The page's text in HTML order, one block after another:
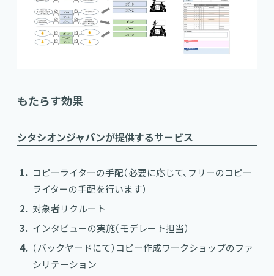
もたらす効果
シタシオンジャパンが提供するサービス
コピーライターの手配（必要に応じて、フリーのコピー
ライターの手配を行います）
対象者リクルート
インタビューの実施（モデレート担当）
（バックヤードにて）コピー作成ワークショップのファ
シリテーション